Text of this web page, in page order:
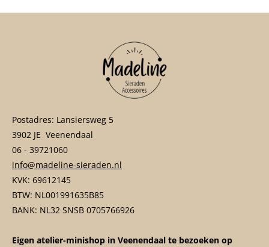
Postadres: Lansiersweg 5
3902 JE Veenendaal
06 - 39721060
info@madeline-sieraden.nl
KVK: 69612145
BTW: NL001991635B85
BANK: NL32 SNSB 0705766926
Eigen atelier-minishop in Veenendaal te bezoeken op